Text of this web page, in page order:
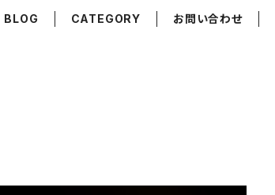
BLOG CATEGORY お問い合わせ